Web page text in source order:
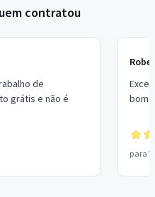
contratou
de
grátis e não é
bom
para